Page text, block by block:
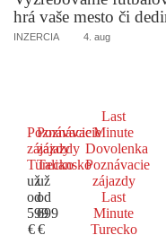
hrá vaše mesto či
INZERCIA 4. aug
Poznávacie
zájazdy
Turecko
už
od
599
€
Poznávacie
zájazdy
Taliansko
už
od
699
€
Last
Minute
Dovolenka
Poznávacie
zájazdy
Last
Minute
Turecko